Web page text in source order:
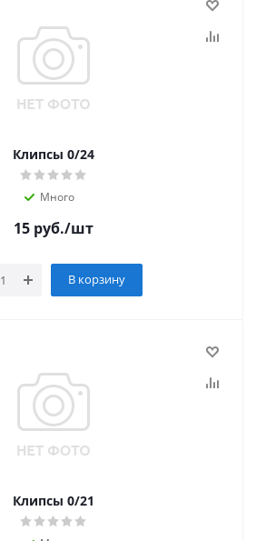
Клипсы 0/24
Много
15 руб./шт
В корзину
Клипсы 0/21